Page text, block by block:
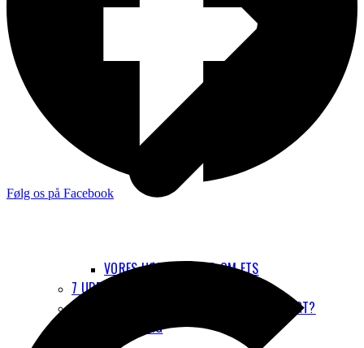
VORES HØRINGSSVAR OM ETS
7 UDBREDTE MYTER OM FLYVNING
HVORDAN KAN JEG REJSE MERE KLIMAVENLIGT?
LUFTFORURENING
Følg os på Facebook